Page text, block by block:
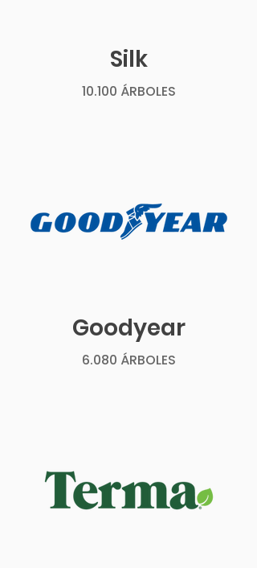
Silk
10.100 ÁRBOLES
Goodyear
6.080 ÁRBOLES